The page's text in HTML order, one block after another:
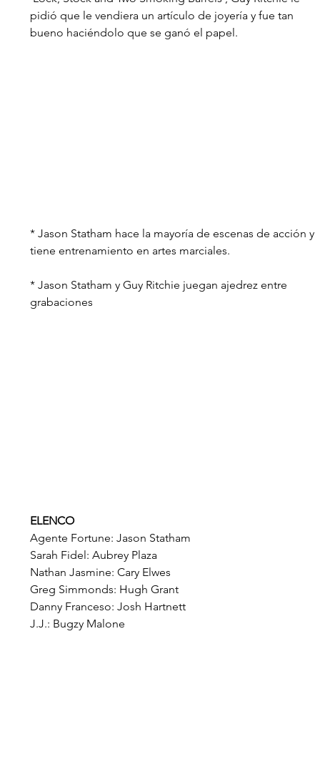
pidió que le vendiera un artículo de joyería y fue tan
bueno haciéndolo que se ganó el papel.
* Jason Statham hace la mayoría de escenas de acción y
tiene entrenamiento en artes marciales.
* Jason Statham y Guy Ritchie juegan ajedrez entre
grabaciones
ELENCO
Agente Fortune: Jason Statham
Sarah Fidel: Aubrey Plaza
Nathan Jasmine: Cary Elwes
Greg Simmonds: Hugh Grant
Danny Franceso: Josh Hartnett
J.J.: Bugzy Malone